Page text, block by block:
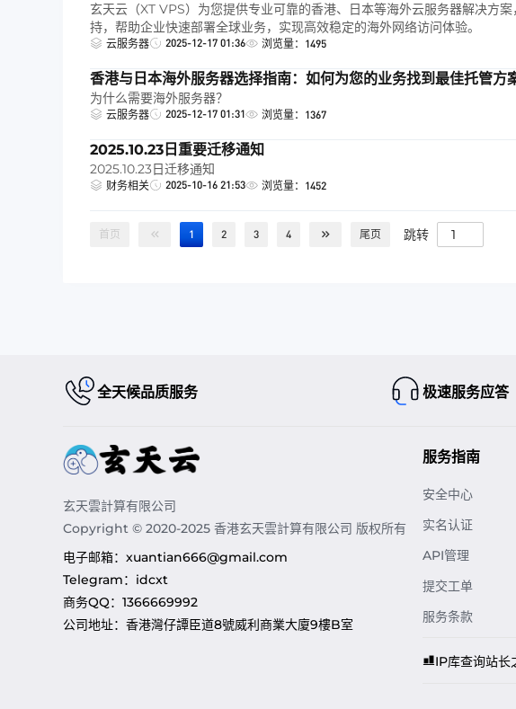
玄天云（XT VPS）为您提供专业可靠的香港、日本等海外云服务器解决方
持，帮助企业快速部署全球业务，实现高效稳定的海外网络访问体验。
云服务器 2025-12-17 01:36 浏览量：1495
香港与日本海外服务器选择指南：如何为您的业务找到最佳托管方
为什么需要海外服务器？
云服务器 2025-12-17 01:31 浏览量：1367
2025.10.23日重要迁移通知
2025.10.23日迁移通知
财务相关 2025-10-16 21:53 浏览量：1452
首页 1 2 3 4 尾页 跳转
全天候品质服务 极速服务应答
玄天雲計算有限公司
Copyright © 2020-2025 香港玄天雲計算有限公司 版权所有
电子邮箱： xuantian666@gmail.com
Telegram： idcxt
商务QQ： 1366669992
公司地址： 香港灣仔譚臣道8號威利商業大廈9樓B室
服务指南
安全中心
实名认证
API管理
提交工单
服务条款
IP库查询站长